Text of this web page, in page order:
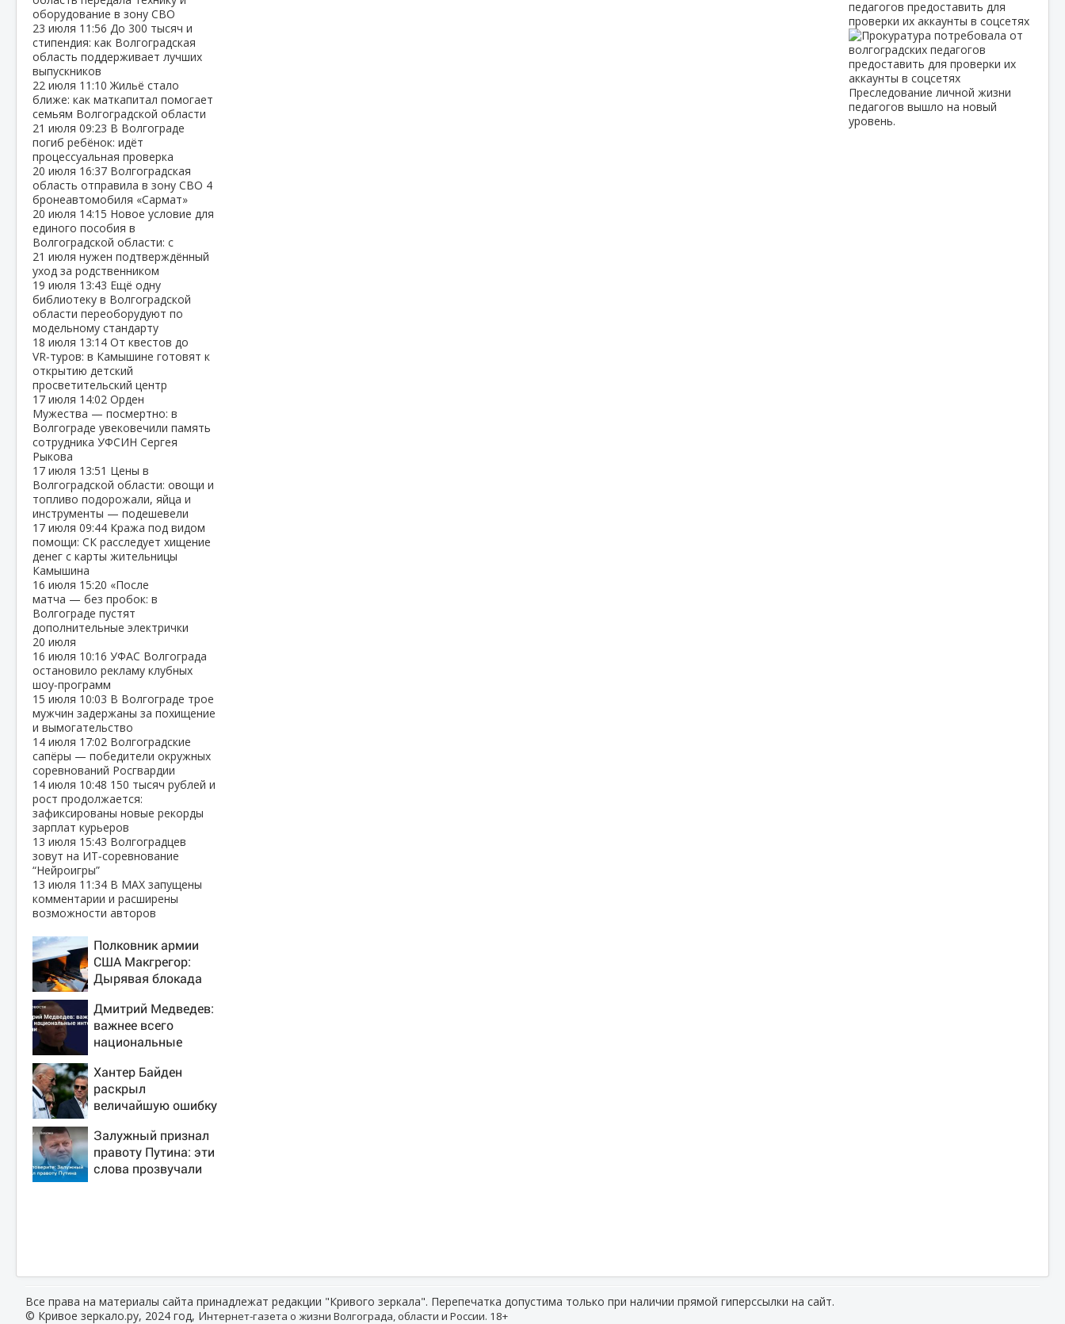
оборудование в зону СВО
23 июля 11:56 До 300 тысяч и
стипендия: как Волгоградская
область поддерживает лучших
выпускников
22 июля 11:10Жильё стало
ближе: как маткапитал помогает
семьям Волгоградской области
21 июля 09:23 В Волгограде
погиб ребёнок: идёт
процессуальная проверка
20 июля 16:37 Волгоградская
область отправила в зону СВО 4
бронеавтомобиля «Сармат»
20 июля 14:15 Новое условие для
единого пособия в
Волгоградской области: с
21 июля нужен подтверждённый
уход за родственником
19 июля 13:43 Ещё одну
библиотеку в Волгоградской
области переоборудуют по
модельному стандарту
18 июля 13:14 От квестов до
VR‑туров: в Камышине готовят к
открытию детский
просветительский центр
17 июля 14:02 Орден
Мужества — посмертно: в
Волгограде увековечили память
сотрудника УФСИН Сергея
Рыкова
17 июля 13:51 Цены в
Волгоградской области: овощи и
топливо подорожали, яйца и
инструменты — подешевели
17 июля 09:44 Кража под видом
помощи: СК расследует хищение
денег с карты жительницы
Камышина
16 июля 15:20 «После
матча — без пробок: в
Волгограде пустят
дополнительные электрички
20 июля
16 июля 10:16 УФАС Волгограда
остановило рекламу клубных
шоу‑программ
15 июля 10:03 В Волгограде трое
мужчин задержаны за похищение
и вымогательство
14 июля 17:02 Волгоградские
сапёры — победители окружных
соревнований Росгвардии
14 июля 10:48 150 тысяч рублей и
рост продолжается:
зафиксированы новые рекорды
зарплат курьеров
13 июля 15:43 Волгоградцев
зовут на ИТ‑соревнование
“Нейроигры”
13 июля 11:34 В МАХ запущены
комментарии и расширены
возможности авторов
Полковник армии
США Макгрегор:
Дырявая блокада
командовании ВМФ
России за это
полетят головы?
Дмитрий Медведев:
важнее всего
национальные
Хантер Байден
раскрыл
величайшую ошибку
бездействие против
Трампа
Залужный признал
правоту Путина: эти
слова прозвучали
педагогов предоставить для
проверки их аккаунты в соцсетях
Преследование личной жизни
педагогов вышло на новый
уровень.
Все права на материалы сайта принадлежат редакции "Кривого зеркала". Перепечатка допустима только при наличии прямой гиперссылки на сайт.
© Кривое зеркало.ру, 2024 год, Интернет-газета о жизни Волгограда, области и России. 18+